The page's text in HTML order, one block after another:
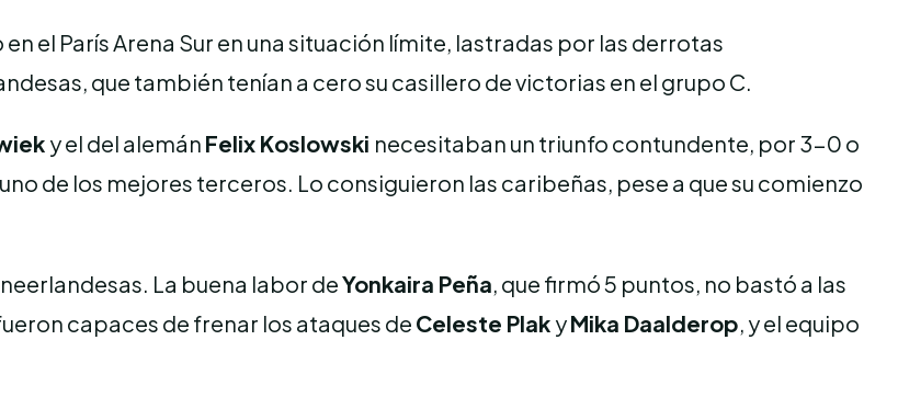
el París Arena Sur en una situación límite, lastradas por las derrotas
que también tenían a cero su casillero de victorias en el grupo C.
y el del alemán Felix Koslowski necesitaban un triunfo contundente, por 3-0 o
de los mejores terceros. Lo consiguieron las caribeñas, pese a que su comienzo
La buena labor deYonkaira Peña, que firmó 5 puntos, no bastó a las
capaces de frenar los ataques de Celeste Plak yMika Daalderop, y el equipo